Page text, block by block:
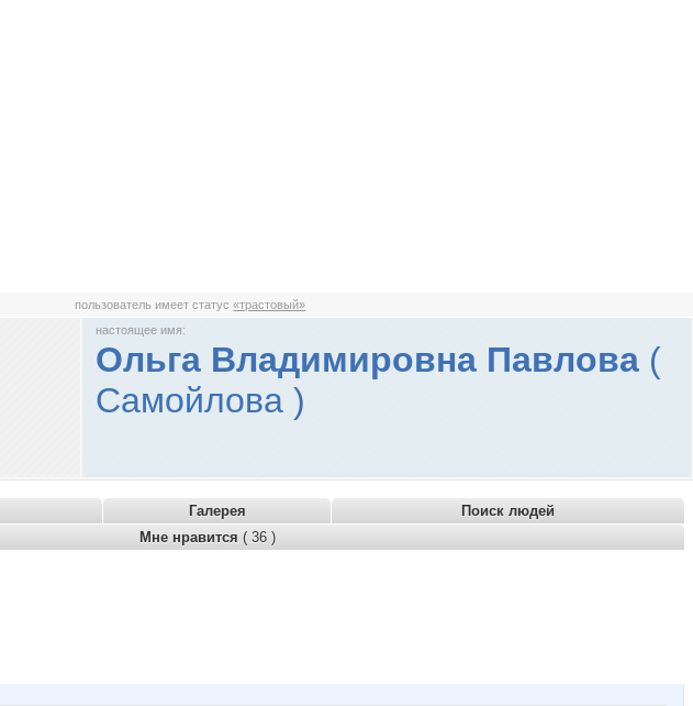
пользователь имеет статус«трастовый»
настоящее имя:
Ольга Владимировна Павлова (
Самойлова )
Галерея
Поиск людей
Мне нравится ( 36 )